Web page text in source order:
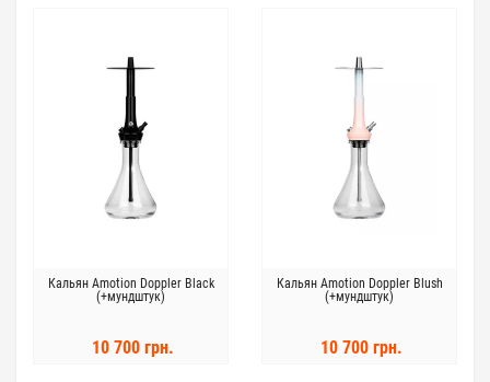
Кальян Amotion Doppler Black
(+мундштук)
10 700 грн.
Кальян Amotion Doppler Blush
(+мундштук)
10 700 грн.